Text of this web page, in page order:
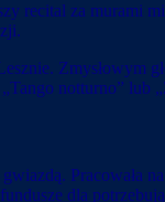
recital za murami
notturno”
dla